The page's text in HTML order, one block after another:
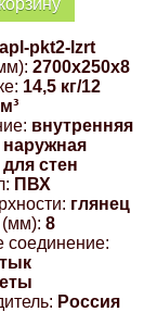
apl-pkt2-lzrt
2700x250x8
14,5 кг/12
внутренняя
наружная
стен
ПВХ
глянец
8
соединение:
Россия